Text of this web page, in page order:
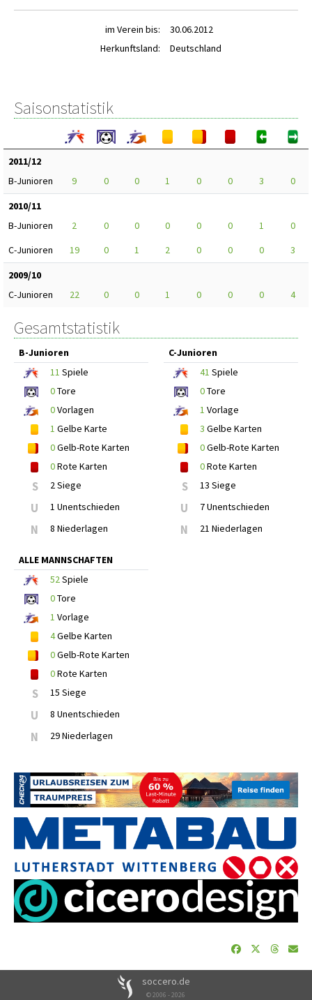
im Verein bis:
30.06.2012
Herkunftsland:
Deutschland
Saisonstatistik
2011/12
B-Junioren
9 0 0 1 0 0 3
0
2010/11
B-Junioren
2 0 0 0 0 0 1
0
C-Junioren
19 0 1 2 0 0 0
3
2009/10
C-Junioren
22 0 0 1 0 0 0 4
Gesamtstatistik
B-Junioren
11 Spiele
0Tore
0Vorlagen
1 Gelbe Karte
0Gelb-Rote Karten
0Rote Karten
S 2 Siege
U 1 Unentschieden
N 8 Niederlagen
C-Junioren
41 Spiele
0Tore
1 Vorlage
3 Gelbe Karten
0Gelb-Rote Karten
0Rote Karten
S 13 Siege
U 7 Unentschieden
N 21 Niederlagen
ALLE MANNSCHAFTEN
52Spiele
0Tore
1 Vorlage
4Gelbe Karten
0Gelb-Rote Karten
0Rote Karten
S 15 Siege
U 8 Unentschieden
N 29 Niederlagen
soccero.de
© 2006 - 2026